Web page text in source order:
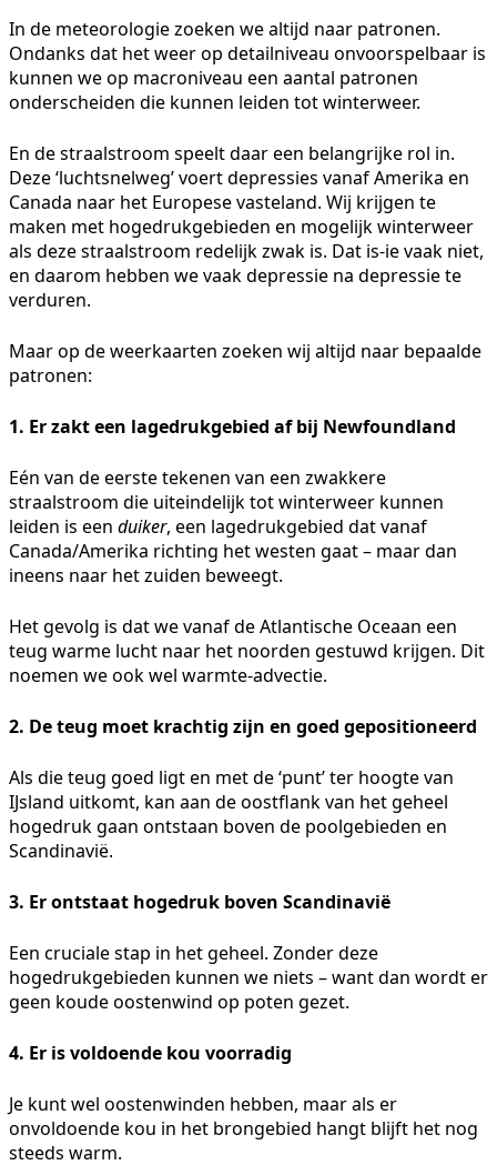
In de meteorologie zoeken we altijd naar patronen.
Ondanks dat het weer op detailniveau onvoorspelbaar is
kunnen we op macroniveau een aantal patronen
onderscheiden die kunnen leiden tot winterweer.
En de straalstroom speelt daar een belangrijke rol in.
Deze ‘luchtsnelweg’ voert depressies vanaf Amerika en
Canada naar het Europese vasteland. Wij krijgen te
maken met hogedrukgebieden en mogelijk winterweer
als deze straalstroom redelijk zwak is. Dat is-ie vaak niet,
en daarom hebben we vaak depressie na depressie te
verduren.
Maar op de weerkaarten zoeken wij altijd naar bepaalde
patronen:
1. Er zakt een lagedrukgebied af bij Newfoundland
Eén van de eerste tekenen van een zwakkere
straalstroom die uiteindelijk tot winterweer kunnen
leiden is een duiker, een lagedrukgebied dat vanaf
Canada/Amerika richting het westen gaat – maar dan
ineens naar het zuiden beweegt.
Het gevolg is dat we vanaf de Atlantische Oceaan een
teug warme lucht naar het noorden gestuwd krijgen. Dit
noemen we ook wel warmte-advectie.
2. De teug moet krachtig zijn en goed gepositioneerd
Als die teug goed ligt en met de ‘punt’ ter hoogte van
IJsland uitkomt, kan aan de oostflank van het geheel
hogedruk gaan ontstaan boven de poolgebieden en
Scandinavië.
3. Er ontstaat hogedruk boven Scandinavië
Een cruciale stap in het geheel. Zonder deze
hogedrukgebieden kunnen we niets – want dan wordt er
geen koude oostenwind op poten gezet.
4. Er is voldoende kou voorradig
Je kunt wel oostenwinden hebben, maar als er
onvoldoende kou in het brongebied hangt blijft het nog
steeds warm.